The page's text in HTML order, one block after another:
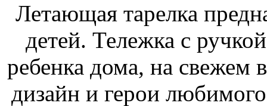
Летающая тарелка
детей. Тележка с
ребенка дома, на свежем
дизайн и герои